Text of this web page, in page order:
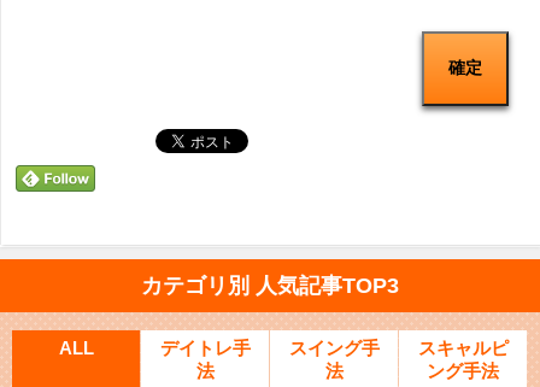
カテゴリ別 人気記事TOP3
ALL
デイトレ手
法
スイング手
法
スキャルピ
ング手法